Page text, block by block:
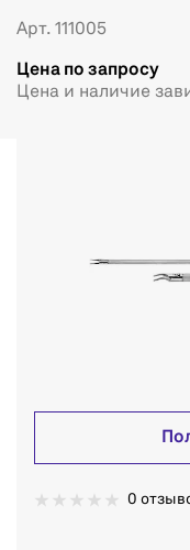
Арт. 111005
Цена по запросу
Цена и наличие
0